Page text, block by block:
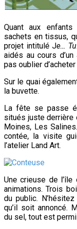
Quant aux
sachets en tissus,
projet intitulé Je…
aidés au cours
pas oublier
Sur le quai
la buvette.
La fête se passe
situés juste derrière
Moines, Les
contée, la visite
l’atelier Land Art.
Une crieuse de
animations. Trois
du public.
qu’il soit annoncé.
du sel, tout est